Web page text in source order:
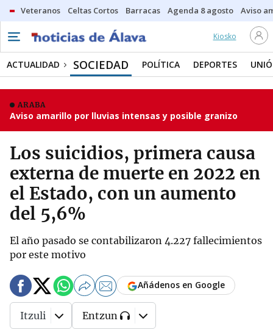
Veteranos Celtas Cortos Barracas Agenda 8 agosto Aviso
Kiosko
ACTUALIDAD SOCIEDAD POLÍTICA DEPORTES
ARABA
Aviso amarillo por lluvias intensas y posible granizo
Los suicidios, primera causa
externa de muerte en 2022 en
el Estado, con un aumento
del 5,6%
El año pasado se contabilizaron 4.227 fallecimientos
por este motivo
Añádenos en Google
Itzuli Entzun